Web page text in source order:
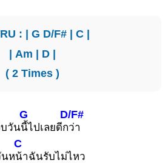
: | G D/F#| C|
| Am | D|
( 2 Times )
บวัน
G
นี้ไปเลยดีก
D/F#
ว่า
นห
C
น้าฉันรับไม่ไหว